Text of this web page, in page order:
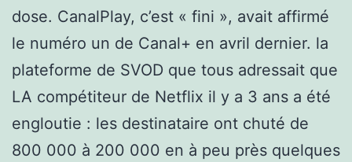
dose. CanalPlay, c’est « fini », avait affirmé
le numéro un de Canal+ en avril dernier. la
plateforme de SVOD que tous adressait que
LA compétiteur de Netflix il y a 3 ans a été
engloutie : les destinataire ont chuté de
800 000 à 200 000 en à peu près quelques